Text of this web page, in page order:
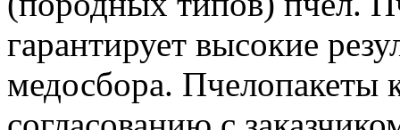
гарантирует высокие
медосбора. Пчелопакеты